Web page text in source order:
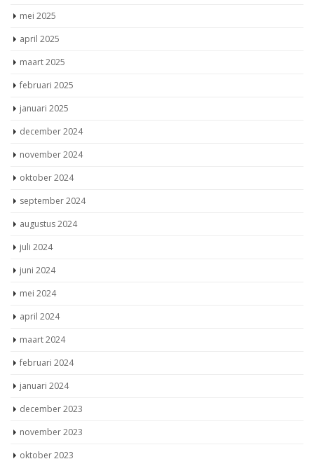
mei 2025
april 2025
maart 2025
februari 2025
januari 2025
december 2024
november 2024
oktober 2024
september 2024
augustus 2024
juli 2024
juni 2024
mei 2024
april 2024
maart 2024
februari 2024
januari 2024
december 2023
november 2023
oktober 2023